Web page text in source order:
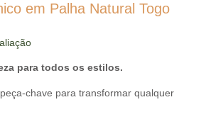
em Palha Natural Togo
para todos os estilos.
chave para transformar qualquer